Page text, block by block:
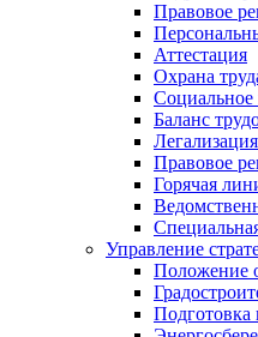
Правовое
Аттестация
Охрана
Социальное
Баланс
Правовое
Горячая
Управление
Положение